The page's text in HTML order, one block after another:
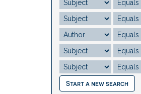
Start a new search